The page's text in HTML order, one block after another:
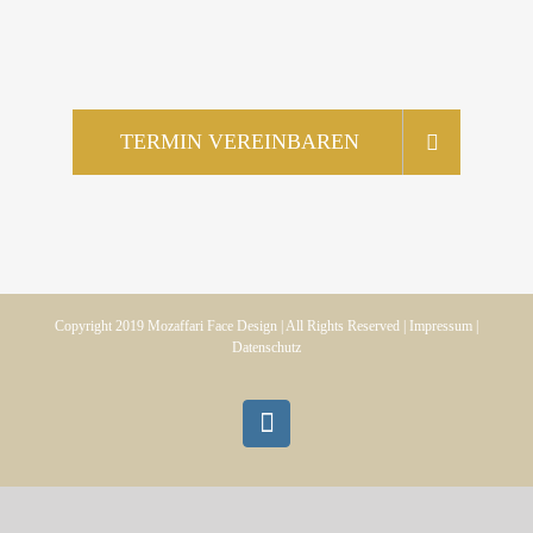
TERMIN VEREINBAREN
Copyright 2019 Mozaffari Face Design | All Rights Reserved | Impressum
Datenschutz
Instagram